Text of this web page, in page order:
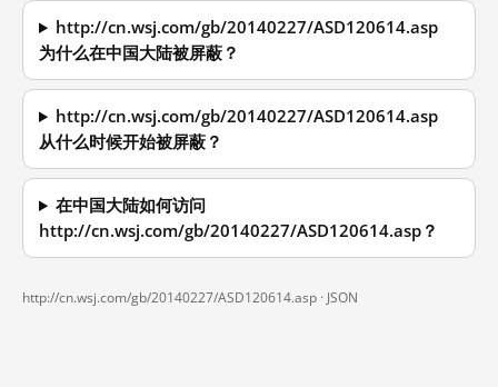
http://cn.wsj.com/gb/20140227/ASD120614.asp
为什么在中国大陆被屏蔽？
http://cn.wsj.com/gb/20140227/ASD120614.asp
从什么时候开始被屏蔽？
在中国大陆如何访问
http://cn.wsj.com/gb/20140227/ASD120614.asp？
http://cn.wsj.com/gb/20140227/ASD120614.asp · JSON